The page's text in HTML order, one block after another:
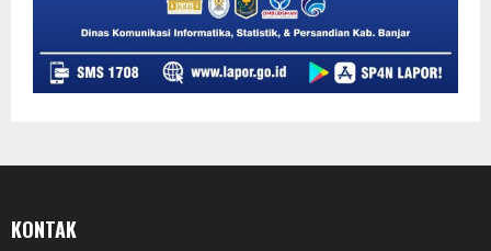
KONTAK